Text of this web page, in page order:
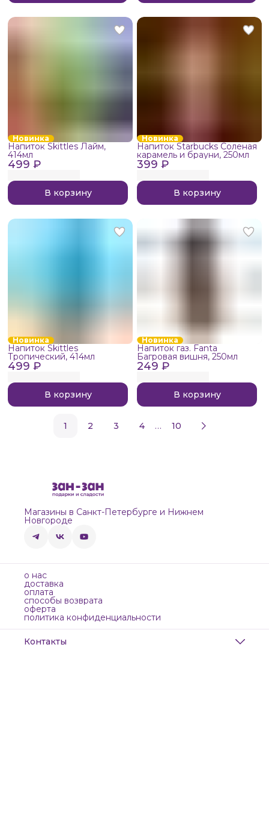
Новинка
499 ₽
Напиток Skittles Лайм,
414мл
В корзину
Новинка
399 ₽
Напиток Starbucks Соленая
карамель и брауни, 250мл
В корзину
Новинка
499 ₽
Напиток Skittles
Тропический, 414мл
В корзину
Новинка
249 ₽
Напиток газ. Fanta
Багровая вишня, 250мл
В корзину
1 2 3 4 … 10
Магазины в Санкт-Петербурге и Нижнем
Новгороде
о нас
доставка
оплата
способы возврата
оферта
политика конфиденциальности
Контакты